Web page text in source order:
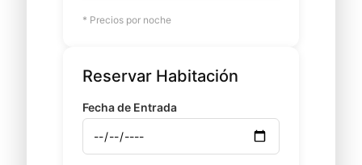
* Precios por noche
Reservar Habitación
Fecha de Entrada